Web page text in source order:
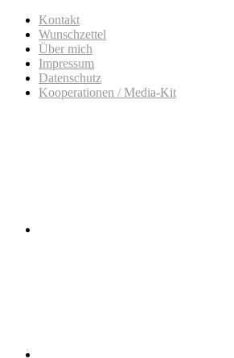
Kontakt
Wunschzettel
Über mich
Impressum
Datenschutz
Kooperationen / Media-Kit